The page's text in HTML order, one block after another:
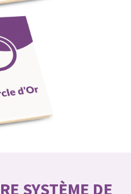
SYSTÈME DE